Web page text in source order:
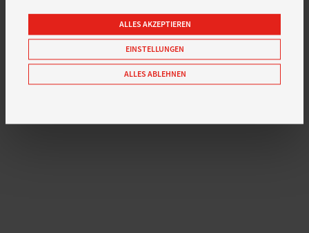
ALLES AKZEPTIEREN
EINSTELLUNGEN
ALLES ABLEHNEN